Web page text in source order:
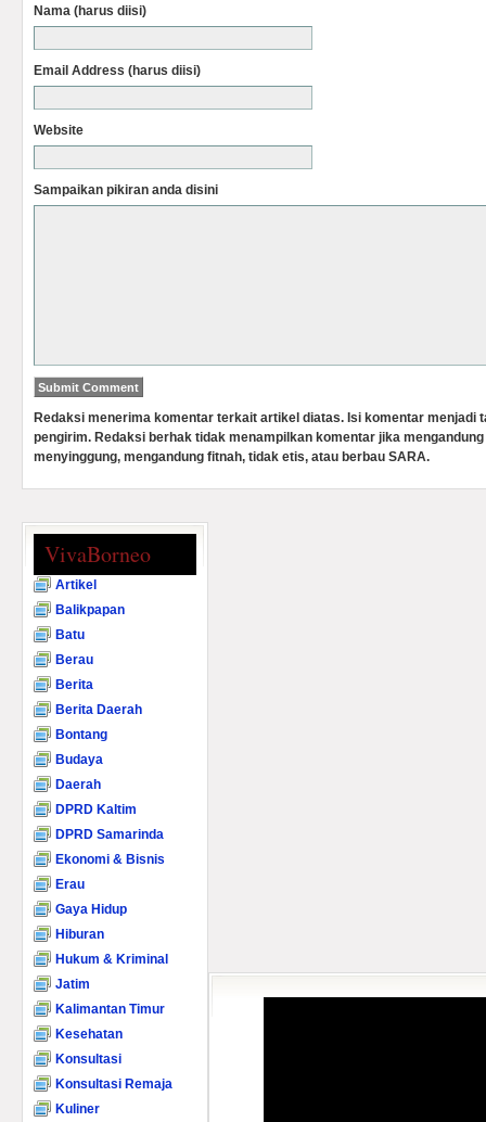
Nama (harus diisi)
Email Address (harus diisi)
Website
Sampaikan pikiran anda disini
Redaksi menerima komentar terkait artikel diatas. Isi komentar menjadi
pengirim. Redaksi berhak tidak menampilkan komentar jika
menyinggung, mengandung fitnah, tidak etis, atau berbau SARA.
VivaBorneo
Artikel
Balikpapan
Batu
Berau
Berita
Berita Daerah
Bontang
Budaya
Daerah
DPRD Kaltim
DPRD Samarinda
Ekonomi & Bisnis
Erau
Gaya Hidup
Hiburan
Hukum & Kriminal
Jatim
Kalimantan Timur
Kesehatan
Konsultasi
Konsultasi Remaja
Kuliner